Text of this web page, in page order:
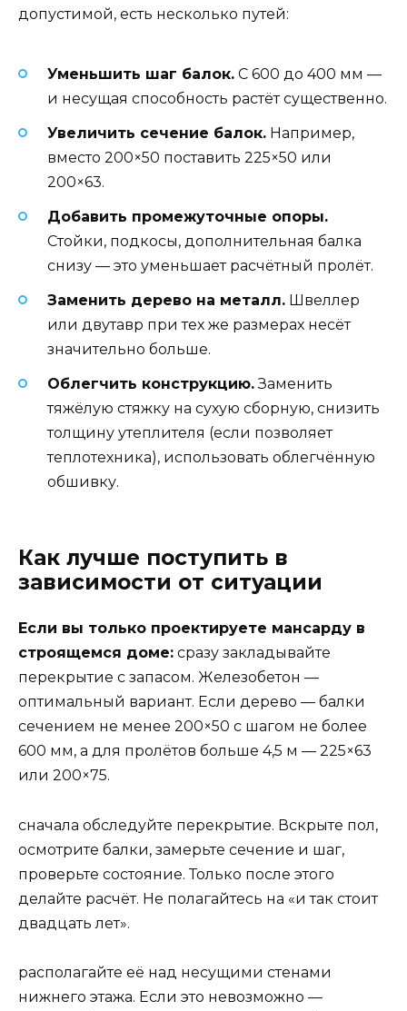
допустимой, есть несколько путей:
Уменьшить шаг балок. С 600 до 400 мм —
и несущая способность растёт существенно.
Увеличить сечение балок. Например,
вместо 200×50 поставить 225×50 или
200×63.
Добавить промежуточные опоры.
Стойки, подкосы, дополнительная балка
снизу — это уменьшает расчётный пролёт.
Заменить дерево на металл. Швеллер
или двутавр при тех же размерах несёт
значительно больше.
Облегчить конструкцию.Заменить
тяжёлую стяжку на сухую сборную, снизить
толщину утеплителя (если позволяет
теплотехника), использовать облегчённую
обшивку.
Как лучше поступить в
зависимости от ситуации
Если вы только проектируете мансарду в
строящемся доме: сразу закладывайте
перекрытие с запасом. Железобетон —
оптимальный вариант. Если дерево — балки
сечением не менее 200×50 с шагом не более
600 мм, а для пролётов больше 4,5 м — 225×63
или 200×75.
сначала обследуйте перекрытие. Вскрыте пол,
осмотрите балки, замерьте сечение и шаг,
проверьте состояние. Только после этого
делайте расчёт. Не полагайтесь на «и так стоит
двадцать лет».
располагайте её над несущими стенами
нижнего этажа. Если это невозможно —